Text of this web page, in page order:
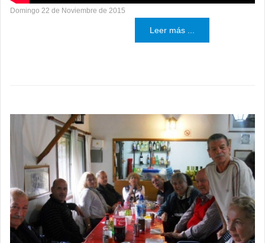
Domingo 22 de Noviembre de 2015
Leer más ...